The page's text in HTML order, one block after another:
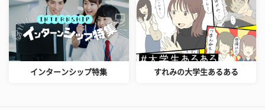
インターンシップ特集 すれみの大学生あるある